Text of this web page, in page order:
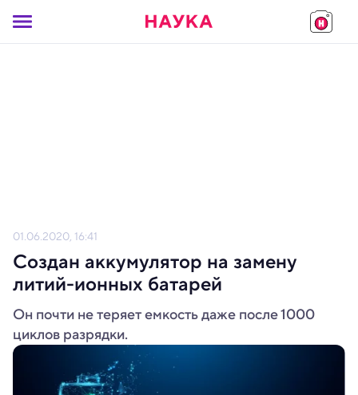
01.06.2020, 16:41
Создан аккумулятор на замену
литий-ионных батарей
Он почти не теряет емкость даже после 1000
циклов разрядки.